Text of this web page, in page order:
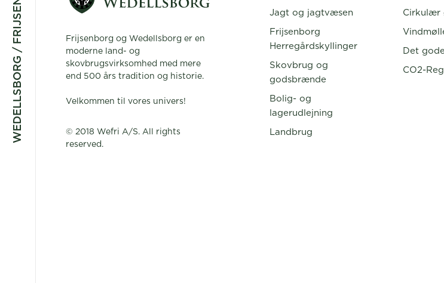
WEDELLSBORG / FRIJSENBORG
Frijsenborg og Wedellsborg er en
moderne land- og
skovbrugsvirksomhed med mere
end 500 års tradition og historie.
Velkommen til vores univers!
© 2018 Wefri A/S. All rights
reserved.
Jagt og jagtvæsen
Frijsenborg
Herregårdskyllinger
Skovbrug og
godsbrænde
Bolig- og
lagerudlejning
Landbrug
Cirkulær
Det
CO2-